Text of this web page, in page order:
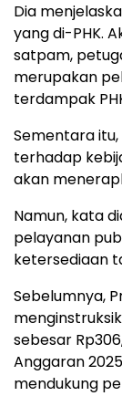
Dia
yang di-PHK.
satpam,
merupakan
terdampak
Sementara
terhadap
akan
Namun, kata
pelayanan
ketersediaan
Sebelumnya,
sebesar
Anggaran
mendukung